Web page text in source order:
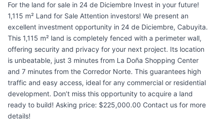
For the land for sale in 24 de Diciembre Invest in your future!
1,115 m² Land for Sale Attention investors! We present an
excellent investment opportunity in 24 de Diciembre, Cabuyita.
This 1,115 m² land is completely fenced with a perimeter wall,
offering security and privacy for your next project. Its location
is unbeatable, just 3 minutes from La Doña Shopping Center
and 7 minutes from the Corredor Norte. This guarantees high
traffic and easy access, ideal for any commercial or residential
development. Don’t miss this opportunity to acquire a land
ready to build! Asking price: $225,000.00 Contact us for more
details!